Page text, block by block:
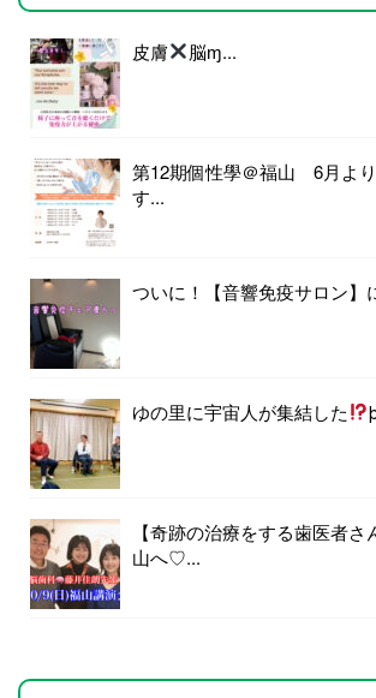
皮膚 脳ɱ...
第12期個性學＠福山 6月よ
す...
ついに！【音響免疫サロン】
ゆの里に宇宙人が集結した
【奇跡の治療をする歯医者
山へ♡...